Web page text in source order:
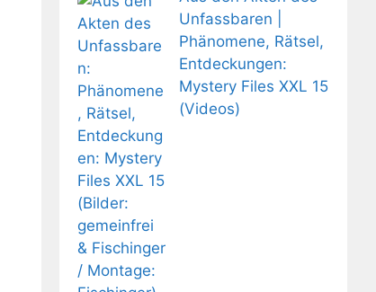
Unfassbaren |
Phänomene, Rätsel,
Entdeckungen:
Mystery Files XXL 15
(Videos)